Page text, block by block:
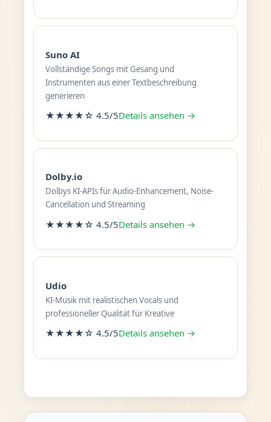
Suno AI
Vollständige Songs mit Gesang und
Instrumenten aus einer Textbeschreibung
generieren
★★★★☆ 4.5/5Details ansehen →
Dolby.io
Dolbys KI-APIs für Audio-Enhancement, Noise-
Cancellation und Streaming
★★★★☆ 4.5/5Details ansehen →
Udio
KI-Musik mit realistischen Vocals und
professioneller Qualität für Kreative
★★★★☆ 4.5/5Details ansehen →